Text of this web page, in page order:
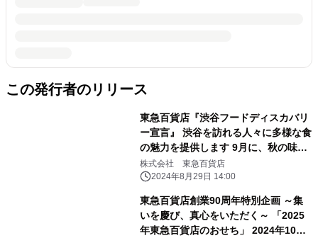
この発行者のリリース
東急百貨店『渋谷フードディスカバリ
ー宣言』 渋谷を訪れる人々に多様な食
の魅力を提供します 9月に、秋の味覚
を取り揃えた「SHIBUYA FOOD
DUNGEON」を開催！
株式会社 東急百貨店
2024年8月29日 14:00
東急百貨店創業90周年特別企画 ～集
いを慶び、真心をいただく～ 「2025
年東急百貨店のおせち」 2024年10月1